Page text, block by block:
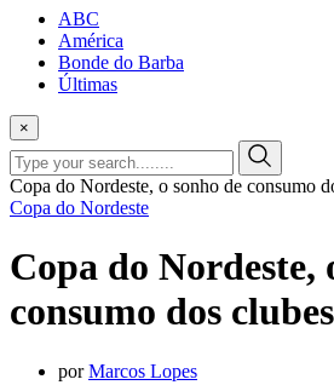
ABC
América
Bonde do Barba
Últimas
×
Copa do Nordeste, o sonho de consumo
Copa do Nordeste
Copa do Nordeste,
consumo dos clubes
porMarcos Lopes